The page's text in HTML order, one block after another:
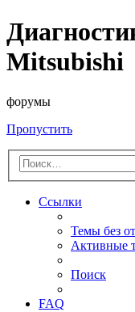
Mitsubishi
форумы
Пропустить
Ссылки
Темы без
Активные
Поиск
FAQ